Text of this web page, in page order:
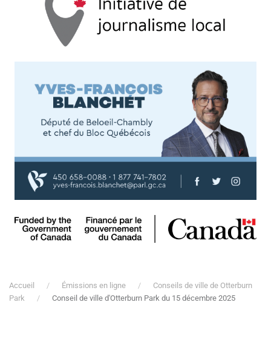
Accueil Émissions en ligne
Conseils de ville de Otterburn
Park
Conseil de ville d'Otterburn Park du 15 décembre 2025